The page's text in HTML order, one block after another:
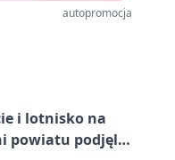
autopromocja
i lotnisko na
powiatu podjęli